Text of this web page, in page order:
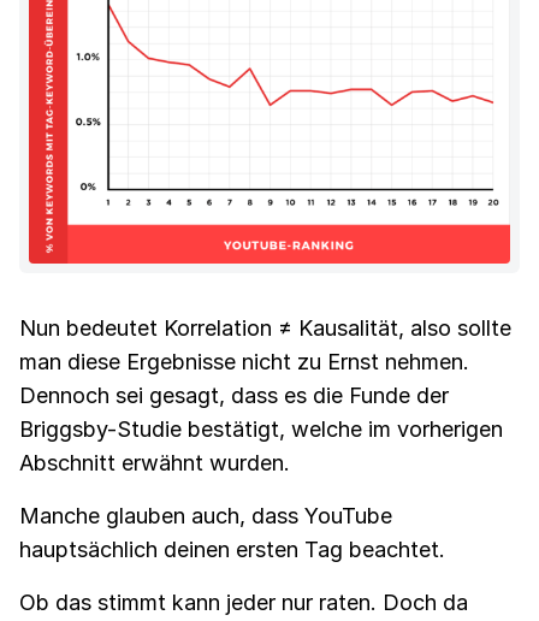
Nun bedeutet Korrelation ≠ Kausalität, also sollte
man diese Ergebnisse nicht zu Ernst nehmen.
Dennoch sei gesagt, dass es die Funde der
Briggsby-Studie bestätigt, welche im vorherigen
Abschnitt erwähnt wurden.
Manche glauben auch, dass YouTube
hauptsächlich deinen ersten Tag beachtet.
Ob das stimmt kann jeder nur raten. Doch da